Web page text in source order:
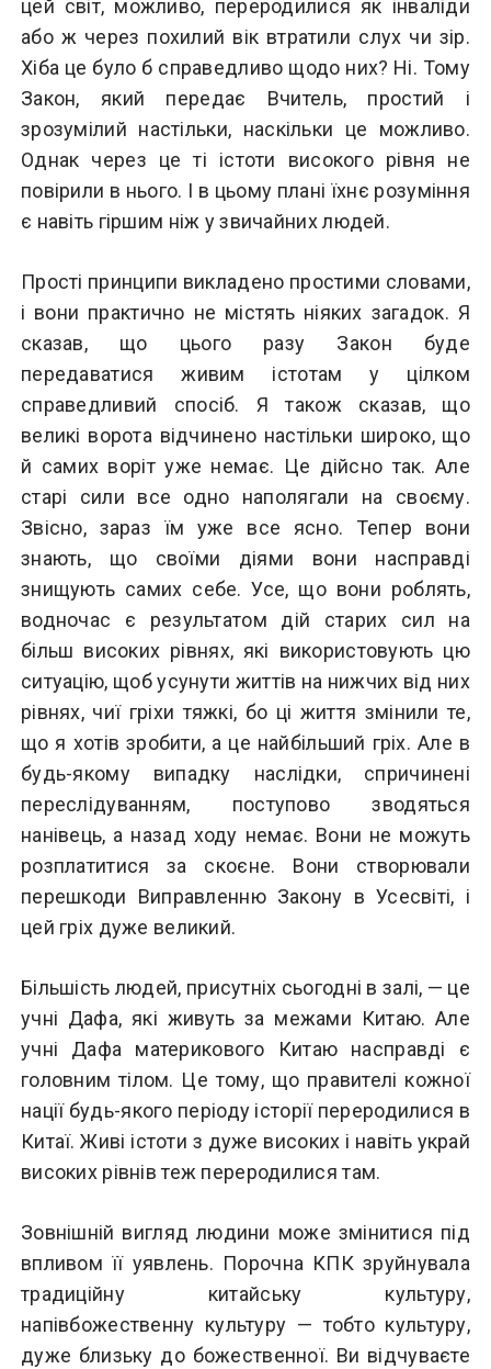
цей світ, можливо, переродилися як інваліди
або ж через похилий вік втратили слух чи зір.
Хіба це було б справедливо щодо них? Ні. Тому
Закон, який передає Вчитель, простий і
зрозумілий настільки, наскільки це можливо.
Однак через це ті істоти високого рівня не
повірили в нього. І в цьому плані їхнє розуміння
є навіть гіршим ніж у звичайних людей.
Прості принципи викладено простими словами,
і вони практично не містять ніяких загадок. Я
сказав, що цього разу Закон буде
передаватися живим істотам у цілком
справедливий спосіб. Я також сказав, що
великі ворота відчинено настільки широко, що
й самих воріт уже немає. Це дійсно так. Але
старі сили все одно наполягали на своєму.
Звісно, зараз їм уже все ясно. Тепер вони
знають, що своїми діями вони насправді
знищують самих себе. Усе, що вони роблять,
водночас є результатом дій старих сил на
більш високих рівнях, які використовують цю
ситуацію, щоб усунути життів на нижчих від них
рівнях, чиї гріхи тяжкі, бо ці життя змінили те,
що я хотів зробити, а це найбільший гріх. Але в
будь-якому випадку наслідки, спричинені
переслідуванням, поступово зводяться
нанівець, а назад ходу немає. Вони не можуть
розплатитися за скоєне. Вони створювали
перешкоди Виправленню Закону в Усесвіті, і
цей гріх дуже великий.
Більшість людей, присутніх сьогодні в залі, — це
учні Дафа, які живуть за межами Китаю. Але
учні Дафа материкового Китаю насправді є
головним тілом. Це тому, що правителі кожної
нації будь-якого періоду історії переродилися в
Китаї. Живі істоти з дуже високих і навіть украй
високих рівнів теж переродилися там.
Зовнішній вигляд людини може змінитися під
впливом її уявлень. Порочна КПК зруйнувала
традиційну китайську культуру,
напівбожественну культуру — тобто культуру,
дуже близьку до божественної. Ви відчуваєте